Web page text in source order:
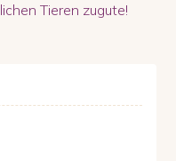
Tieren zugute!